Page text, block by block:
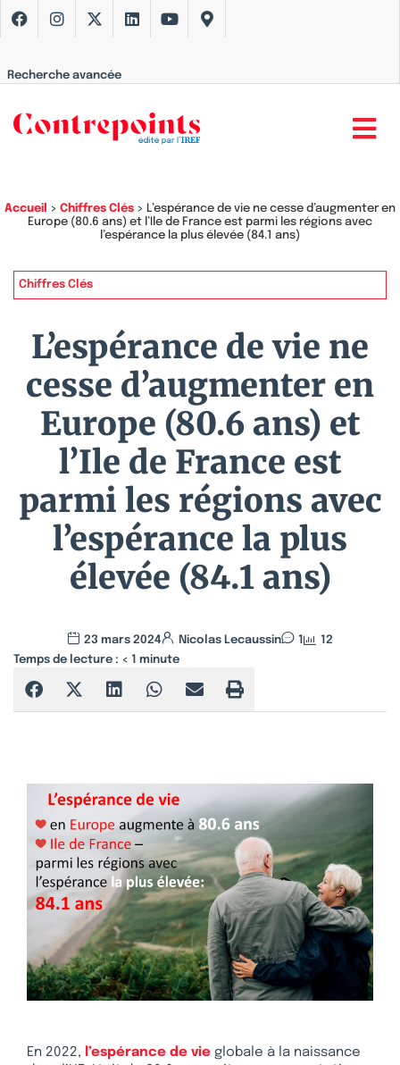
Recherche avancée
Accueil > Chiffres Clés > L’espérance de vie ne cesse d’augmenter en
Europe (80.6 ans) et l’Ile de France est parmi les régions avec
l’espérance la plus élevée (84.1 ans)
Chiffres Clés
L’espérance de vie ne
cesse d’augmenter en
Europe (80.6 ans) et
l’Ile de France est
parmi les régions avec
l’espérance la plus
élevée (84.1 ans)
23 mars 2024 Nicolas Lecaussin 1
12
Temps de lecture : < 1 minute
En 2022, l’espérance de vie globale à la naissance